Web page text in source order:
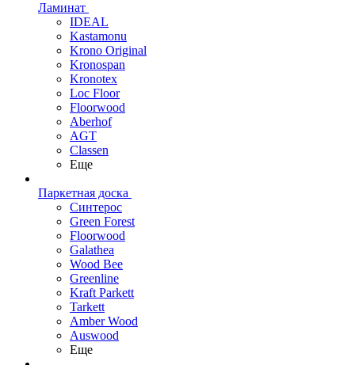
Ламинат
IDEAL
Kastamonu
Krono Original
Kronospan
Kronotex
Loc Floor
Floorwood
Aberhof
AGT
Classen
Еще
Паркетная доска
Синтерос
Green Forest
Floorwood
Galathea
Wood Bee
Greenline
Kraft Parkett
Tarkett
Amber Wood
Auswood
Еще